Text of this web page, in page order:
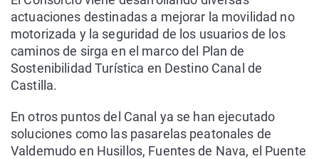
actuaciones destinadas a mejorar la movilidad no
motorizada y la seguridad de los usuarios de los
caminos de sirga en el marco del Plan de
Sostenibilidad Turística en Destino Canal de
Castilla.
En otros puntos del Canal ya se han ejecutado
soluciones como las pasarelas peatonales de
Valdemudo en Husillos, Fuentes de Nava, el Puente